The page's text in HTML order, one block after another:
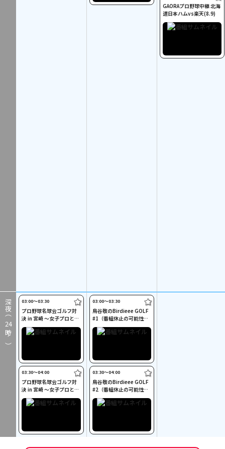
深夜（
24
時～）
GAORAプロ野球中継 北海
道日本ハムvs楽天(8.9)
03:00〜03:30
プロ野球名球会ゴルフ対
決 in 宮崎 ～女子プロと真
剣勝負～ #3
03:30〜04:00
プロ野球名球会ゴルフ対
決 in 宮崎 ～女子プロと真
剣勝負～ #4
03:00〜03:30
鳥谷敬のBirdieee GOLF
#1（番組休止の可能性あ
り）
03:30〜04:00
鳥谷敬のBirdieee GOLF
#2（番組休止の可能性あ
り）